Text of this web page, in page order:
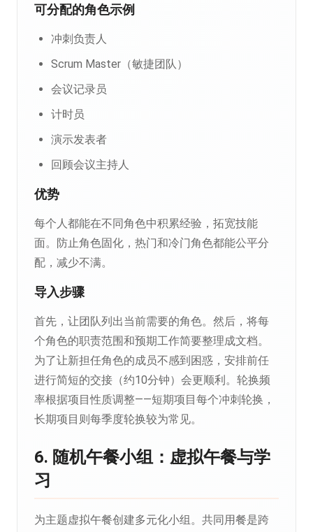
可分配的角色示例
冲刺负责人
Scrum Master（敏捷团队）
会议记录员
计时员
演示发表者
回顾会议主持人
优势
每个人都能在不同角色中积累经验，拓宽技能
面。防止角色固化，热门和冷门角色都能公平分
配，减少不满。
导入步骤
首先，让团队列出当前需要的角色。然后，将每
个角色的职责范围和预期工作简要整理成文档。
为了让新担任角色的成员不感到困惑，安排前任
进行简短的交接（约10分钟）会更顺利。轮换频
率根据项目性质调整——短期项目每个冲刺轮换，
长期项目则每季度轮换较为常见。
6. 随机午餐小组：虚拟午餐与学
习
为主题虚拟午餐创建多元化小组。共同用餐是跨